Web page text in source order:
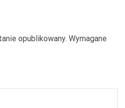
opublikowany. Wymagane